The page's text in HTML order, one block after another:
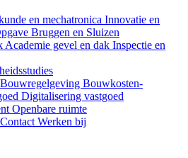
en mechatronica Innovatie en
Bruggen en Sluizen
Academie gevel en dak Inspectie en
Bouwregelgeving Bouwkosten­
Digitalisering vastgoed
Openbare ruimte
Contact Werken bij